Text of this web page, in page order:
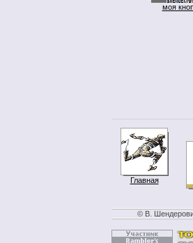
моя
Главная
© В.